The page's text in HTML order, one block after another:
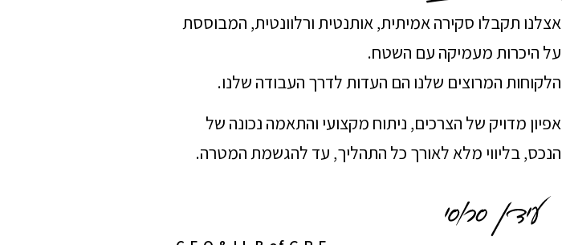
אצלנו תקבלו סקירה אמיתית, אותנטית ורלוונטית, המבוססת
על היכרות מעמיקה עם השטח.
הלקוחות המרוצים שלנו הם העדות לדרך העבודה שלנו.
אפיון מדויק של הצרכים, ניתוח מקצועי והתאמה נכונה של
הנכס, בליווי מלא לאורך כל התהליך, עד להגשמת המטרה.